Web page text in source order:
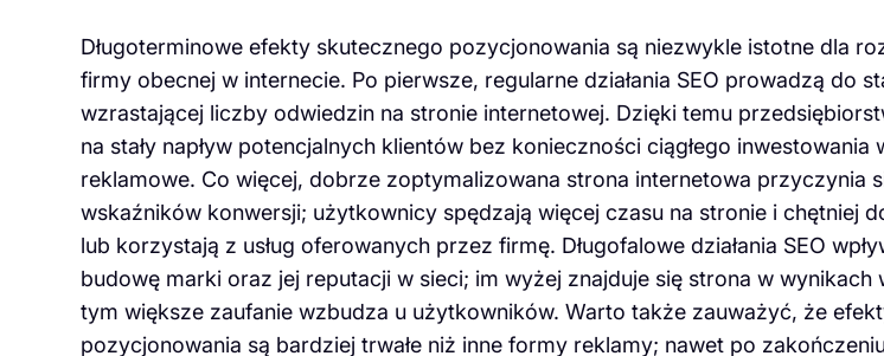
Długoterminowe efekty skutecznego pozycjonowania są niezwykle istotne dla
firmy obecnej w internecie. Po pierwsze, regularne działania SEO prowadzą do
wzrastającej liczby odwiedzin na stronie internetowej. Dzięki temu
na stały napływ potencjalnych klientów bez konieczności ciągłego inwestowania
reklamowe. Co więcej, dobrze zoptymalizowana strona internetowa przyczynia
wskaźników konwersji; użytkownicy spędzają więcej czasu na stronie i chętniej
lub korzystają z usług oferowanych przez firmę. Długofalowe działania SEO
budowę marki oraz jej reputacji w sieci; im wyżej znajduje się strona w wynikach
tym większe zaufanie wzbudza u użytkowników. Warto także zauważyć, że
pozycjonowania są bardziej trwałe niż inne formy reklamy; nawet po